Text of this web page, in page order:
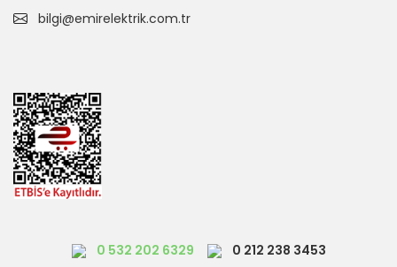
bilgi@emirelektrik.com.tr
0 532 202 6329 0 212 238 3453